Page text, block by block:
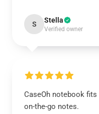
S Stella
Verified owner
CaseOh notebook
on-the-go notes.